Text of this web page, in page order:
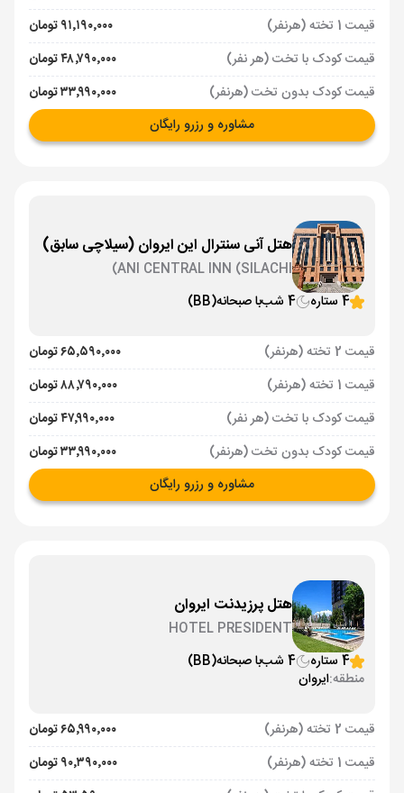
قیمت 1 تخته (هرنفر)
۹۱٬۱۹۰٬۰۰۰ تومان
قیمت کودک با تخت (هر نفر)
۴۸٬۷۹۰٬۰۰۰ تومان
قیمت کودک بدون تخت (هرنفر)
۳۳٬۹۹۰٬۰۰۰ تومان
مشاوره و رزرو رایگان
هتل آنی سنترال این ایروان (سیلاچی سابق)
ANI CENTRAL INN (SILACHI)
4 ستاره
4 شب با صبحانه(BB)
قیمت 2 تخته (هرنفر)
۶۵٬۵۹۰٬۰۰۰ تومان
قیمت 1 تخته (هرنفر)
۸۸٬۷۹۰٬۰۰۰ تومان
قیمت کودک با تخت (هر نفر)
۴۷٬۹۹۰٬۰۰۰ تومان
قیمت کودک بدون تخت (هرنفر)
۳۳٬۹۹۰٬۰۰۰ تومان
مشاوره و رزرو رایگان
هتل پرزیدنت ایروان
HOTEL PRESIDENT
4 ستاره
4 شب با صبحانه(BB)
منطقه:ایروان
قیمت 2 تخته (هرنفر)
۶۵٬۹۹۰٬۰۰۰ تومان
قیمت 1 تخته (هرنفر)
۹۰٬۳۹۰٬۰۰۰ تومان